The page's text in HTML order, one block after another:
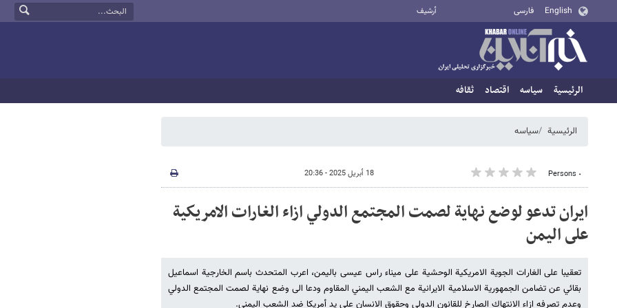
English فارسی أرشيف
الرئيسية سیاسه اقتصاد ثقافه
الرئيسية سیاسه
٠ Persons 18 أبريل 2025 - 20:36
ايران تدعو لوضع نهاية لصمت المجتمع الدولي ازاء الغارات الامريكية
على اليمن
تعقيبا على الغارات الجوية الامريكية الوحشية على ميناء راس عيسى باليمن، اعرب المتحدث باسم الخارجية اسماعيل
بقائي عن تضامن الجمهورية الاسلامية الايرانية مع الشعب اليمني المقاوم ودعا الى وضع نهاية لصمت المجتمع الدولي
وعدم تصرفه ازاء الانتهاك الصارخ للقانون الدولي وحقوق الانسان على يد أمريكا ضد الشعب اليمني.